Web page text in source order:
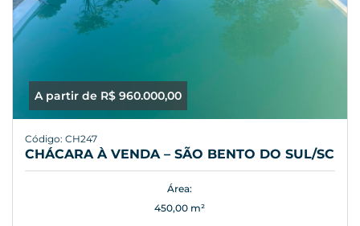
A partir de R$ 960.000,00
Código: CH247
CHÁCARA À VENDA – SÃO BENTO DO SUL/SC
Área:
450,00 m²